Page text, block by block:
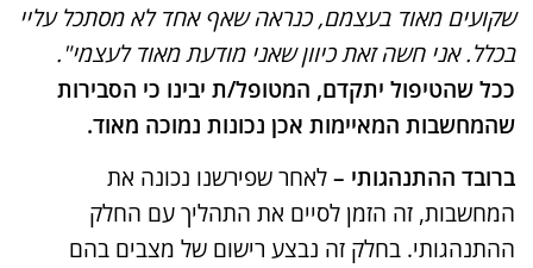
שקועים מאוד בעצמם, כנראה שאף אחד לא מסתכל עליי
בכלל. אני חשה זאת כיוון שאני מודעת מאוד לעצמי".
ככל שהטיפול יתקדם, המטופל/ת יבינו כי הסבירות
שהמחשבות המאיימות אכן נכונות נמוכה מאוד.
ברובד ההתנהגותי –לאחר שפירשנו נכונה את
המחשבות, זה הזמן לסיים את התהליך עם החלק
ההתנהגותי. בחלק זה נבצע רישום של מצבים בהם